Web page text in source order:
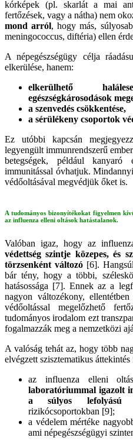
kórképek (pl. skarlát a mai
fertőzések, vagy a nátha) nem
mond arról, hogy más,
meningococcus, diftéria) ellen
A népegészségügy célja
elkerülése, hanem:
elkerülhető
egészségkárosodások
a szenvedés csökkentése,
a sérülékeny csoportok
Ez utóbbi kapcsán
legyengült immunrendszerű
betegségek, például
immunitással óvhatjuk.
védőoltásával megvédjük őket is.
A tudományos bizonyítékokat figyelmen
az influenza elleni oltások hatástalanok.
Valóban igaz, hogy az
védettség szintje közepes, és
törzsenként változó [6].
bár tény, hogy a többi,
hatásossága [7]. Ennek az a
nagyon változékony,
védőoltással megelőzhető
tudományos irodalom ezt
fogalmazzák meg a nemzetközi
A valóság tehát az, hogy több
elvégzett szisztematikus
az influenza elleni
laboratóriummal igazolt
a súlyos lefolyású
rizikócsoportokban [9];
a védelem mértéke
ami népegészségügyi